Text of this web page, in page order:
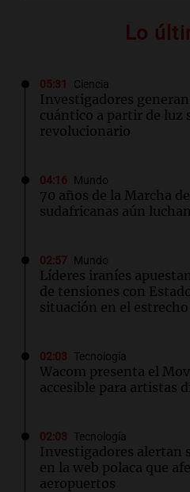
Lo
05:31 Ciencia
Investigadores
cuántico a partir de luz
revolucionario
04:16 Mundo
70 años de la Marcha
sudafricanas aún
02:57 Mundo
Líderes iraníes
de tensiones con
situación en el
02:03 Tecnología
Wacom presenta el
accesible para artistas
02:03 Tecnología
Investigadores alertan
en la web polaca que
aeropuertos